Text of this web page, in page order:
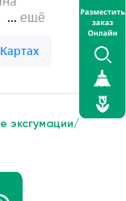
эксгумации/